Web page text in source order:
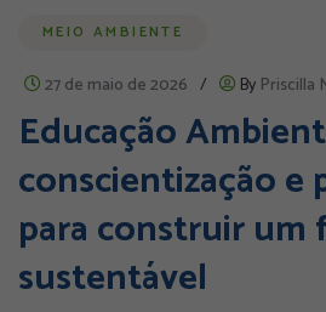
MEIO AMBIENTE
27 de maio de 2026 / By Priscilla
Educação
conscientização e
para construir um
sustentável